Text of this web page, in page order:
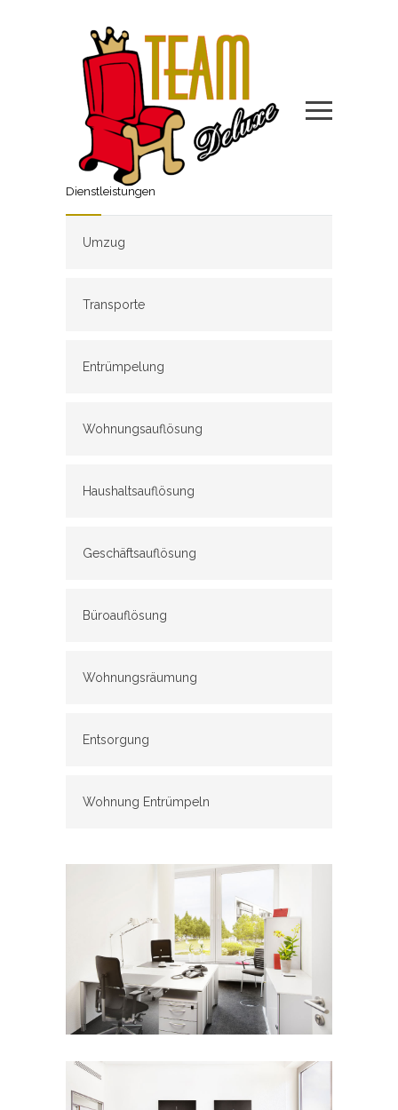
Dienstleistungen
Umzug
Transporte
Entrümpelung
Wohnungsauflösung
Haushaltsauflösung
Geschäftsauflösung
Büroauflösung
Wohnungsräumung
Entsorgung
Wohnung Entrümpeln